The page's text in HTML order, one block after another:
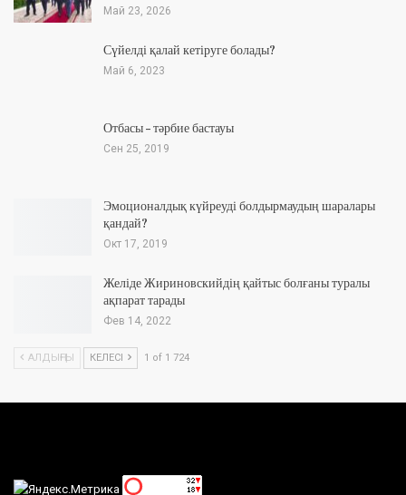
Май 23, 2026
Сүйелді қалай кетіруге болады?
Май 6, 2023
Отбасы – тәрбие бастауы
Сен 25, 2019
Эмоционалдық күйреуді болдырмаудың шаралары
қандай?
Окт 17, 2019
Желіде Жириновскийдің қайтыс болғаны туралы
ақпарат тарады
Фев 14, 2022
АЛДЫҢҒЫ КЕЛЕСІ 1 of 1 724